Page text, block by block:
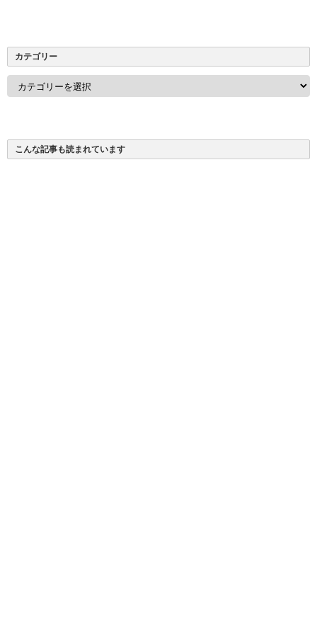
カテゴリー
こんな記事も読まれています